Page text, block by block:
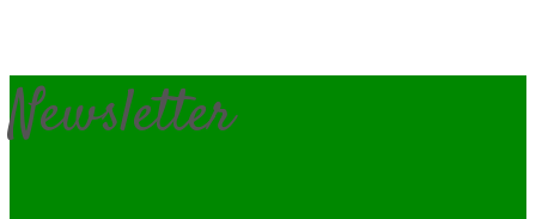
Newsletter